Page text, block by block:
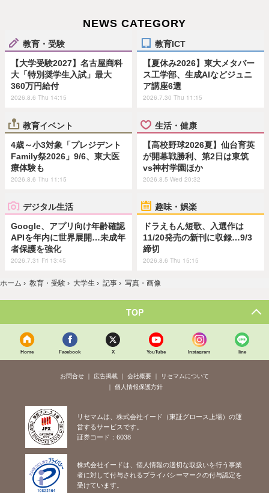
NEWS CATEGORY
教育・受験
【大学受験2027】名古屋商科
大「特別奨学生入試」最大
360万円給付
2026.8.6 Thu 14:15
教育ICT
【夏休み2026】東大メタバー
ス工学部、生成AIなどジュニ
ア講座6選
2026.7.30 Thu 11:15
教育イベント
4歳～小3対象「プレジデント
Family祭2026」9/6、東大医
療体験も
2026.8.6 Thu 11:15
生活・健康
【高校野球2026夏】仙台育英
が開幕戦勝利、第2日は東筑
vs神村学園ほか
2026.8.5 Wed 20:32
デジタル生活
Google、アプリ向け年齢確認
APIを年内に世界展開…未成年
者保護を強化
2026.7.31 Fri 13:45
趣味・娯楽
ドラえもん短歌、入選作は
11/20発売の新刊に収録…9/3
締切
2026.8.6 Thu 15:15
ホーム › 教育・受験 › 大学生 › 記事 › 写真・画像
TOP
Home Facebook X YouTube Instagram line
お問合せ 広告掲載 会社概要
リセマムについて
個人情報保護方針
リセマムは、株式会社イード（東証グロース上場）の運
営するサービスです。
証券コード：6038
株式会社イードは、個人情報の適切な取扱いを行う事業
者に対して付与されるプライバシーマークの付与認定を
受けています。